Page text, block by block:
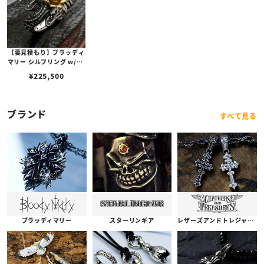
【要見積もり】ブラッディ
マリー シルフリング w/K1
ー
¥225,500
ブランド すべて見る
ブラッディマリー スターリンギア レザーズアンドトレジャーズ